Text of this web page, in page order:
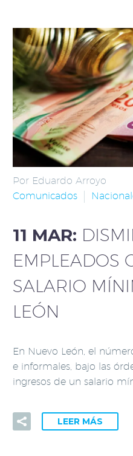
Por Eduardo Arroyo
Comunicados
11 MAR:
EMPLEADOS
SALARIO
LEÓN
En Nuevo León, el
e informales, bajo las
ingresos de un salario
LEER MÁS